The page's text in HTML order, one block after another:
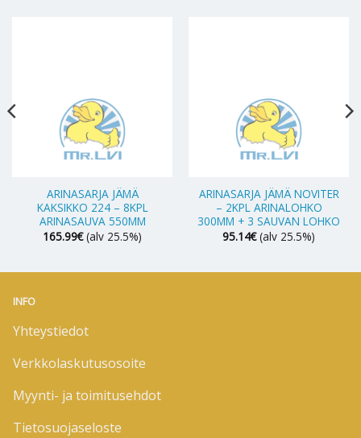
ARINASARJA JÄMÄ
KAKSIKKO 224 – 8KPL
ARINASAUVA 550MM
165.99€ (alv 25.5%)
ARINASARJA JÄMÄ NOVITER
– 2KPL ARINALOHKO
300MM + 3 SAUVAN LOHKO
95.14€ (alv 25.5%)
INFO
Yhteystiedot
Verkkolaskutusosoite
Myynti- ja toimitusehdot
Tietosuojaseloste